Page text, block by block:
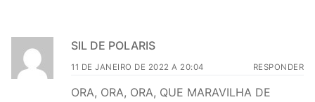
SIL DE POLARIS
11 DE JANEIRO DE 2022 A 20:04 RESPONDER
ORA, ORA, ORA, QUE MARAVILHA DE